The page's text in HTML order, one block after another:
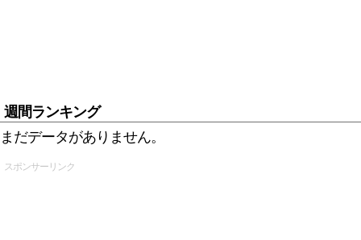
週間ランキング
まだデータがありません。
スポンサーリンク